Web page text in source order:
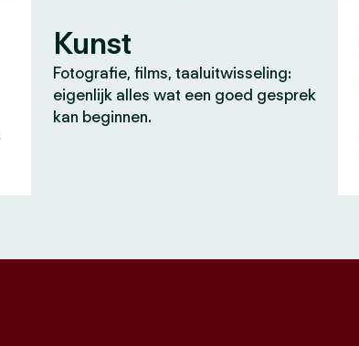
Kunst
Fotografie, films, taaluitwisseling:
eigenlijk alles wat een goed gesprek
kan beginnen.